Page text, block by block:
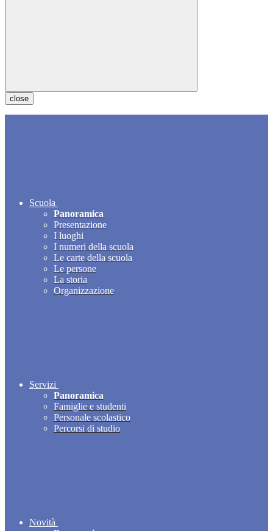
close
Scuola
Panoramica
Presentazione
I luoghi
I numeri della scuola
Le carte della scuola
Le persone
La storia
Organizzazione
Servizi
Panoramica
Famiglie e studenti
Personale scolastico
Percorsi di studio
Novità